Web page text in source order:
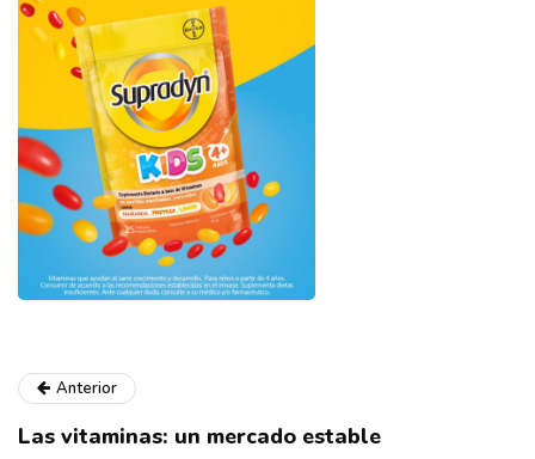
Anterior
Las vitaminas: un mercado estable